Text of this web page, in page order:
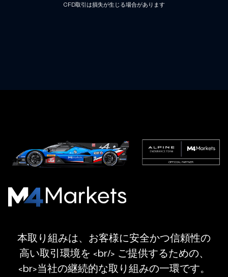
CFD取引は損失が生じる場合があります
M4Markets
CFD
Trading
Regulated
本取り組みは、お客様に安全かつ信頼性の
高い取引環境を <br/> ご提供するための、
<br>当社の継続的な取り組みの一環です。